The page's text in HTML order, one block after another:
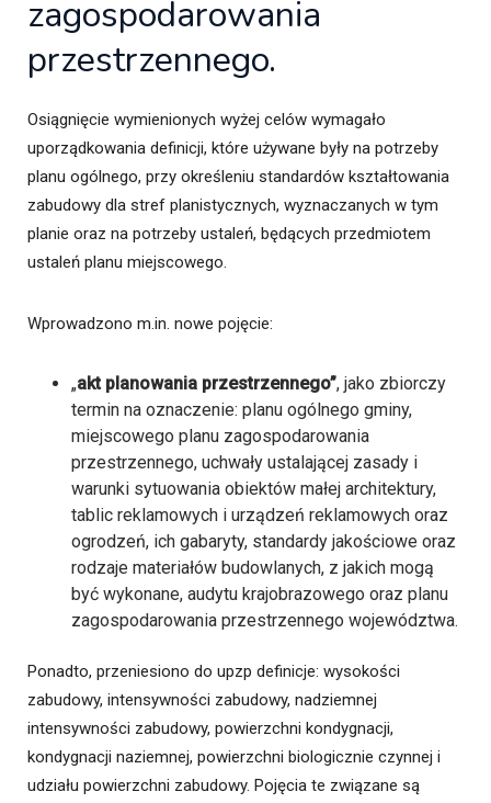
zagospodarowania
przestrzennego.
Osiągnięcie wymienionych wyżej celów wymagało
uporządkowania definicji, które używane były na potrzeby
planu ogólnego, przy określeniu standardów kształtowania
zabudowy dla stref planistycznych, wyznaczanych w tym
planie oraz na potrzeby ustaleń, będących przedmiotem
ustaleń planu miejscowego.
Wprowadzono m.in. nowe pojęcie:
„akt planowania przestrzennego”, jako zbiorczy
termin na oznaczenie: planu ogólnego gminy,
miejscowego planu zagospodarowania
przestrzennego, uchwały ustalającej zasady i
warunki sytuowania obiektów małej architektury,
tablic reklamowych i urządzeń reklamowych oraz
ogrodzeń, ich gabaryty, standardy jakościowe oraz
rodzaje materiałów budowlanych, z jakich mogą
być wykonane, audytu krajobrazowego oraz planu
zagospodarowania przestrzennego województwa.
Ponadto, przeniesiono do upzp definicje: wysokości
zabudowy, intensywności zabudowy, nadziemnej
intensywności zabudowy, powierzchni kondygnacji,
kondygnacji naziemnej, powierzchni biologicznie czynnej i
udziału powierzchni zabudowy. Pojęcia te związane są